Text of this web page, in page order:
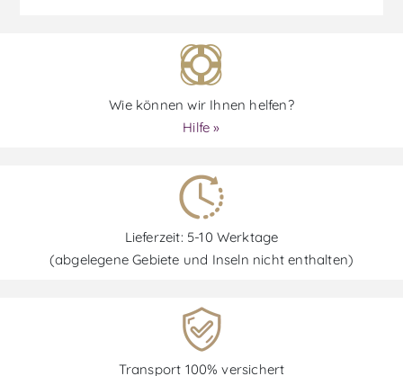
Wie können wir Ihnen helfen?
Hilfe »
Lieferzeit: 5-10 Werktage
(abgelegene Gebiete und Inseln nicht enthalten)
Transport 100% versichert